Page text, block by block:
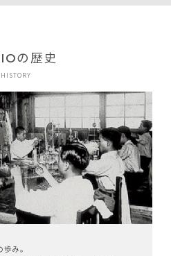
の歴史
HISTORY
み。